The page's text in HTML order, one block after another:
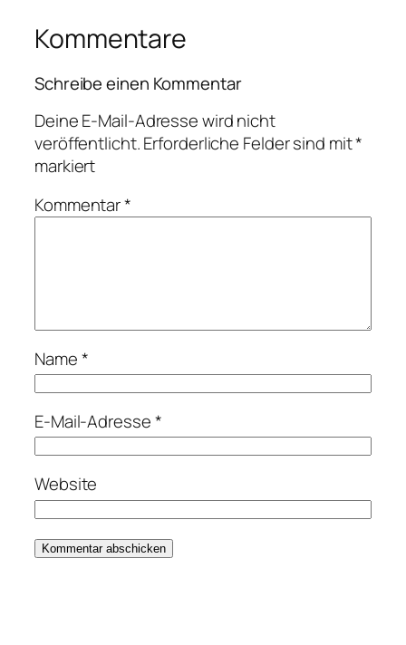
Kommentare
Schreibe einen Kommentar
Deine E-Mail-Adresse wird nicht
veröffentlicht.Erforderliche Felder sind mit*
markiert
Kommentar*
Name*
E-Mail-Adresse*
Website